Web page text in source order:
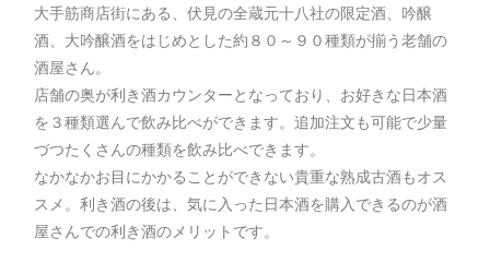
大手筋商店街にある、伏見の全蔵元十八社の限定酒、吟醸
酒、大吟醸酒をはじめとした約８０～９０種類が揃う老舗の
酒屋さん。
店舗の奥が利き酒カウンターとなっており、お好きな日本酒
を３種類選んで飲み比べができます。追加注文も可能で少量
づつたくさんの種類を飲み比べできます。
なかなかお目にかかることができない貴重な熟成古酒もオス
スメ。利き酒の後は、気に入った日本酒を購入できるのが酒
屋さんでの利き酒のメリットです。